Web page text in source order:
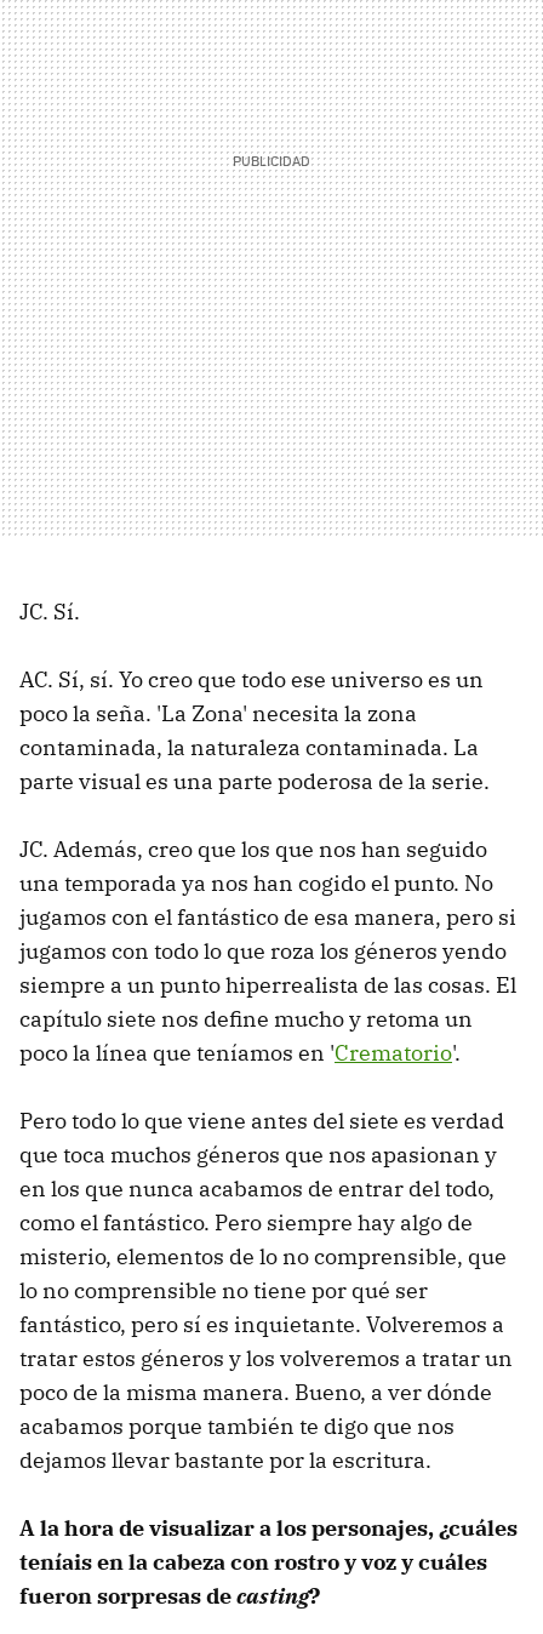
JC. Sí.
AC. Sí, sí. Yo creo que todo ese universo es un
poco la seña. 'La Zona' necesita la zona
contaminada, la naturaleza contaminada. La
parte visual es una parte poderosa de la serie.
JC. Además, creo que los que nos han seguido
una temporada ya nos han cogido el punto. No
jugamos con el fantástico de esa manera, pero si
jugamos con todo lo que roza los géneros yendo
siempre a un punto hiperrealista de las cosas. El
capítulo siete nos define mucho y retoma un
poco la línea que teníamos en 'Crematorio'.
Pero todo lo que viene antes del siete es verdad
que toca muchos géneros que nos apasionan y
en los que nunca acabamos de entrar del todo,
como el fantástico. Pero siempre hay algo de
misterio, elementos de lo no comprensible, que
lo no comprensible no tiene por qué ser
fantástico, pero sí es inquietante. Volveremos a
tratar estos géneros y los volveremos a tratar un
poco de la misma manera. Bueno, a ver dónde
acabamos porque también te digo que nos
dejamos llevar bastante por la escritura.
A la hora de visualizar a los personajes, ¿cuáles
teníais en la cabeza con rostro y voz y cuáles
fueron sorpresas decasting?